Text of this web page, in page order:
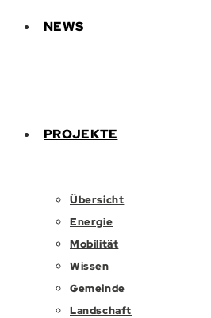
NEWS
PROJEKTE
Übersicht
Energie
Mobilität
Wissen
Gemeinde
Landschaft